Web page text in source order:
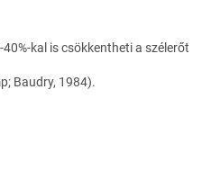
kal is csökkentheti a szélerőt
Baudry, 1984).